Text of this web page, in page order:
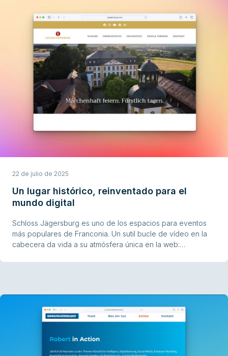
22 de julio de 2025
Un lugar histórico, reinventado para el
mundo digital
Schloss Jägersburg es uno de los espacios para eventos
más populares de Franconia. Un sutil bucle de vídeo en la
cabecera da vida a su atmósfera única en la web: